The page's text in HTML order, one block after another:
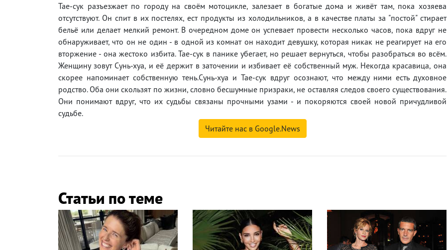
Тае-сук разъезжает по городу на своём мотоцикле, залезает в богатые дома и живёт там, пока хозяева
отсутствуют. Он спит в их постелях, ест продукты из холодильников, а в качестве платы за "постой" стирает
бельё или делает мелкий ремонт. В очередном доме он успевает провести несколько часов, пока вдруг не
обнаруживает, что он не один - в одной из комнат он находит девушку, которая никак не реагирует на его
вторжение - она жестоко избита. Тае-сук в панике убегает, но решает вернуться, чтобы разобраться во всём.
Женщину зовут Сунь-хуа, и её держит в заточении и избивает её собственный муж. Некогда красавица, она
скорее напоминает собственную тень.Сунь-хуа и Тае-сук вдруг осознают, что между ними есть духовное
родство. Оба они скользят по жизни, словно бесшумные призраки, не оставляя следов своего существования.
Они понимают вдруг, что их судьбы связаны прочными узами - и покоряются своей новой причудливой
судьбе.
Читайте нас в Google.News
Статьи по теме